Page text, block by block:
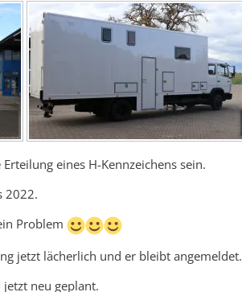
eines H-Kennzeichens sein.
2022.
Problem
jetzt lächerlich und er bleibt angemeldet.
neu geplant.